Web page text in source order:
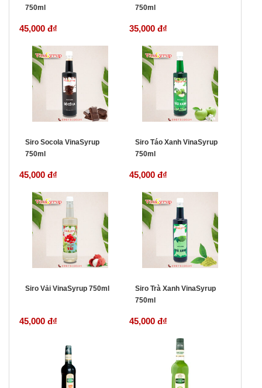
750ml
45,000 đ₫
750ml
35,000 đ₫
Siro Socola VinaSyrup
750ml
45,000 đ₫
Siro Táo Xanh VinaSyrup
750ml
45,000 đ₫
Siro Vải VinaSyrup 750ml
45,000 đ₫
Siro Trà Xanh VinaSyrup
750ml
45,000 đ₫